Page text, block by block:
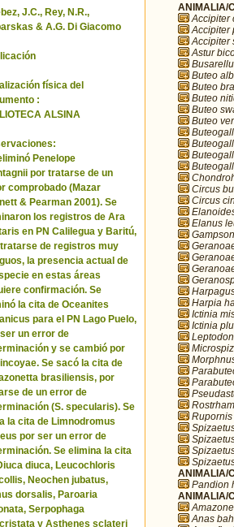
J.C., Rey, N.R.,
& A.G. Di Giacomo
física del
:
ALSINA
Penelope
por tratarse de un
comprobado (Mazar
& Pearman 2001). Se
los registros de Ara
en PN Calilegua y Baritú,
de registros muy
la presencia actual de
en estas áreas
confirmación. Se
la cita de Oceanites
para el PN Lago Puelo,
un error de
y se cambió por
Se sacó la cita de
brasiliensis, por
de un error de
(S. specularis). Se
la cita de Limnodromus
por ser un error de
Se elimina la cita
diuca, Leucochloris
Neochen jubatus,
dorsalis, Paroaria
Serpophaga
y Asthenes sclateri
ANIMALIA/
Accipiter
Accipiter
Accipiter
Astur
Buteo
Buteo
Buteo
Buteo
Buteo
Circus
Circus
Elanus
Harpia
Ictinia
Ictinia
ANIMALIA/
Pandion
ANIMALIA/
Anas